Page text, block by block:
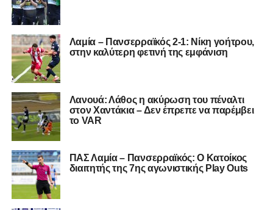
Λαμία – Πανσερραϊκός 2-1: Νίκη γοήτρου,
στην καλύτερη φετινή της εμφάνιση
Λανουά: Λάθος η ακύρωση του πέναλτι
στον Χαντάκια – Δεν έπρεπε να παρέμβει
το VAR
ΠΑΣ Λαμία – Πανσερραϊκός: Ο Κατοίκος
διαιτητής της 7ης αγωνιστικής Play Outs